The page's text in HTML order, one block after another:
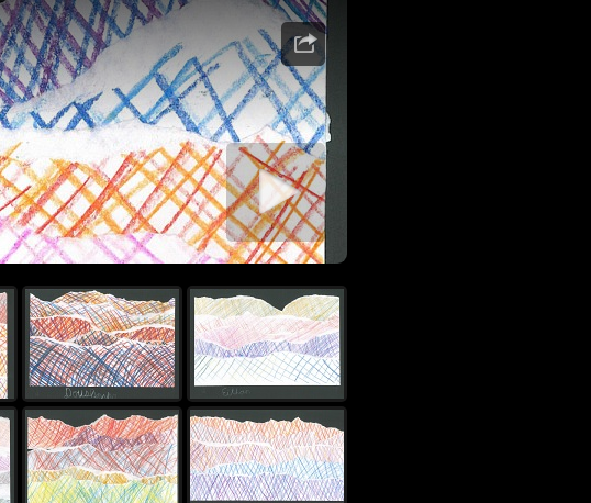
Démarrer diaporama